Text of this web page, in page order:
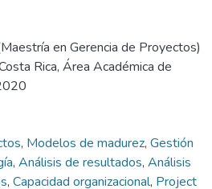
en Gerencia de Proyectos)
Rica, Área Académica de
, Modelos de madurez, Gestión
, Análisis de resultados, Análisis
, Capacidad organizacional, Project